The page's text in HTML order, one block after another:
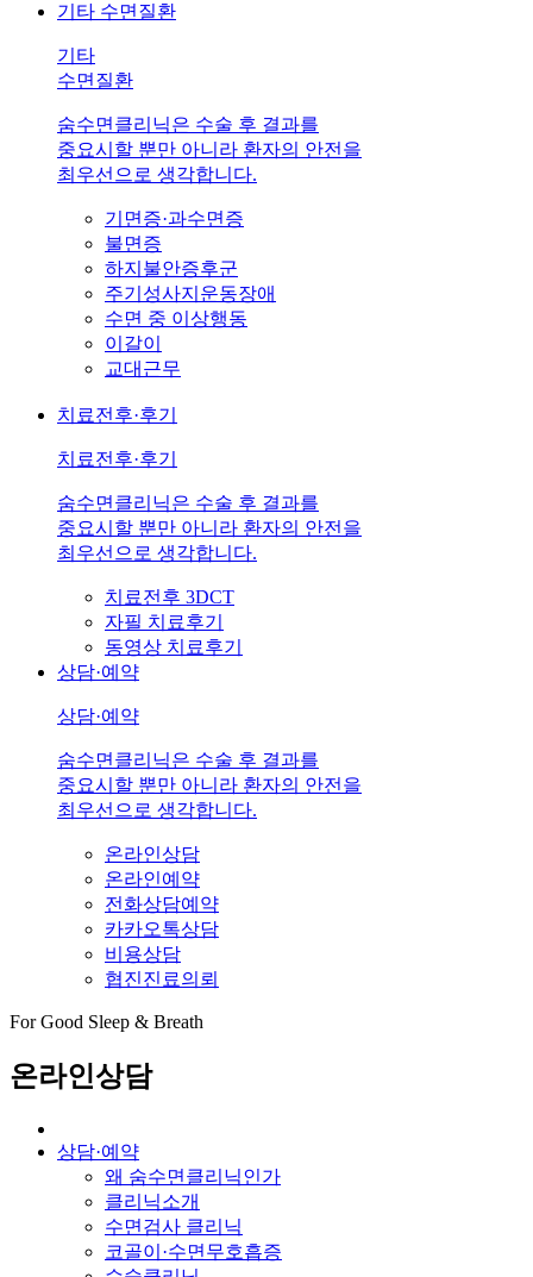
기타 수면질환
기타
수면질환
숨수면클리닉은 수술 후 결과를
중요시할 뿐만 아니라 환자의 안전을
최우선으로 생각합니다.
기면증·과수면증
불면증
하지불안증후군
주기성사지운동장애
수면 중 이상행동
이갈이
교대근무
치료전후·후기
치료전후·후기
숨수면클리닉은 수술 후 결과를
중요시할 뿐만 아니라 환자의 안전을
최우선으로 생각합니다.
치료전후 3DCT
자필 치료후기
동영상 치료후기
상담·예약
상담·예약
숨수면클리닉은 수술 후 결과를
중요시할 뿐만 아니라 환자의 안전을
최우선으로 생각합니다.
온라인상담
온라인예약
전화상담예약
카카오톡상담
비용상담
협진진료의뢰
For Good Sleep & Breath
온라인상담
상담·예약
왜 숨수면클리닉인가
클리닉소개
수면검사 클리닉
코골이·수면무호흡증